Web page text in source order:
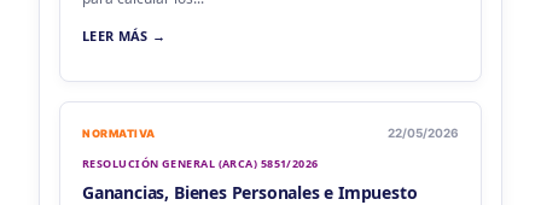
LEER MÁS →
NORMATIVA 22/05/2026
RESOLUCIÓN GENERAL (ARCA) 5851/2026
Ganancias, Bienes Personales e Impuesto